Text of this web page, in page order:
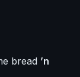
bread ’n